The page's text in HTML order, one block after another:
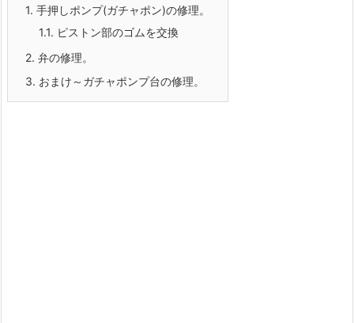
1. 手押しポンプ(ガチャポン)の修理。
1.1. ピストン部のゴムを交換
2. 弁の修理。
3. おまけ～ガチャポンプ台の修理。